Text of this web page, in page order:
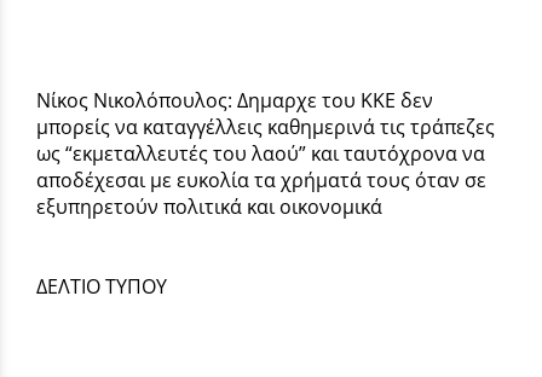
Νίκος Νικολόπουλος: Δημαρχε του ΚΚΕ δεν
μπορείς να καταγγέλλεις καθημερινά τις τράπεζες
ως “εκμεταλλευτές του λαού” και ταυτόχρονα να
αποδέχεσαι με ευκολία τα χρήματά τους όταν σε
εξυπηρετούν πολιτικά και οικονομικά
ΔΕΛΤΙΟ ΤΥΠΟΥ